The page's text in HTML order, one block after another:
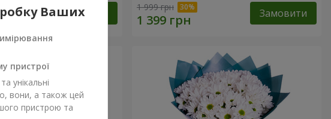
Замовити 1 999 грн Замовити
Ваших
пристрої
унікальні
вони, а також цей
пристрою та